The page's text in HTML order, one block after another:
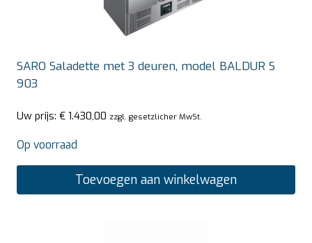
SARO Saladette met 3 deuren, model BALDUR S
903
Uw prijs: € 1.430,00 zzgl. gesetzlicher MwSt.
Op voorraad
Toevoegen aan winkelwagen